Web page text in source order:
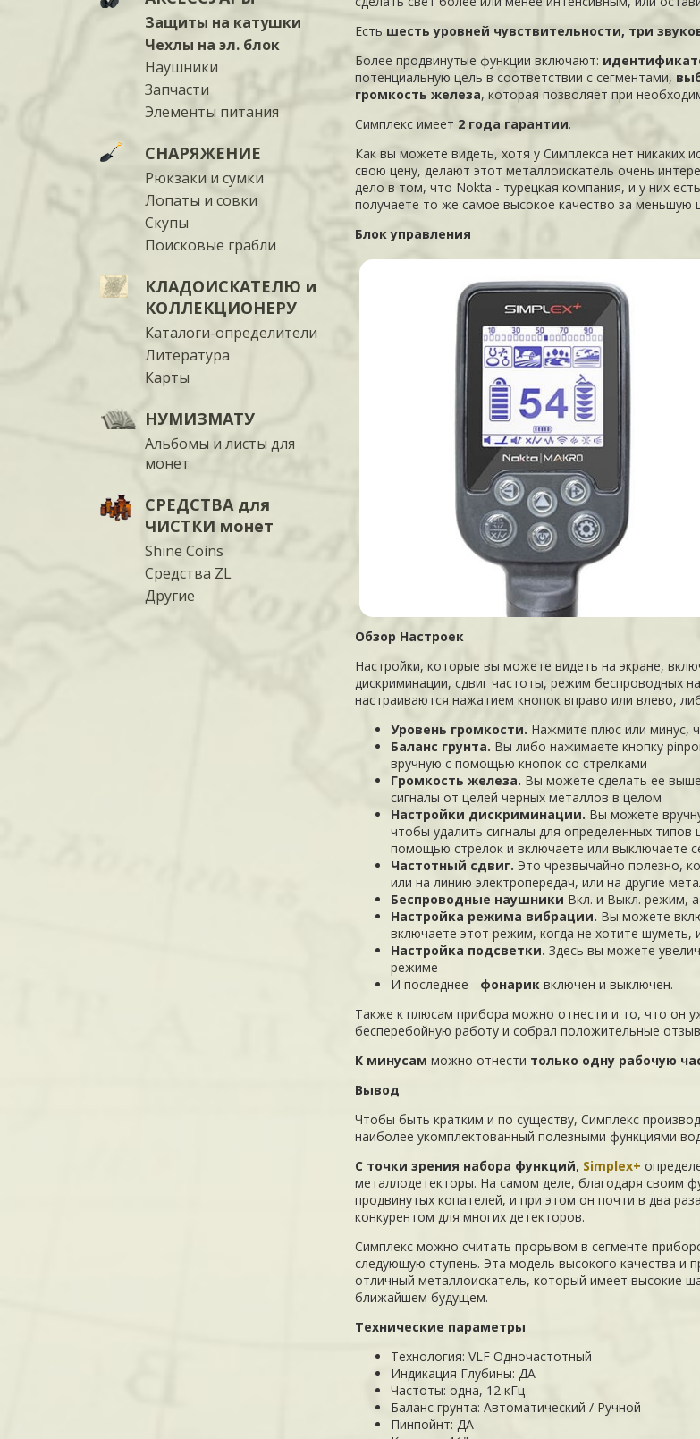
Защиты на катушки
Чехлы на эл. блок
Наушники
Запчасти
Элементы питания
СНАРЯЖЕНИЕ
Рюкзаки и сумки
Лопаты и совки
Скупы
Поисковые грабли
КЛАДОИСКАТЕЛЮ и
КОЛЛЕКЦИОНЕРУ
Каталоги-определители
Литература
Карты
НУМИЗМАТУ
Альбомы и листы для
монет
СРЕДСТВА для
ЧИСТКИ монет
Shine Coins
Средства ZL
Другие
Есть шесть уровней чувствительности, три
Более продвинутые функции включают:
потенциальную цель в соответствии с сегментами,
громкость железа, которая позволяет при
Симплекс имеет 2 года гарантии.
Как вы можете видеть, хотя у Симплекса нет никаких
свою цену, делают этот металлоискатель очень
дело в том, что Nokta - турецкая компания, и у них
получаете то же самое высокое качество за меньшую
Блок управления
Обзор Настроек
Настройки, которые вы можете видеть на экране,
дискриминации, сдвиг частоты, режим беспроводных
настраиваются нажатием кнопок вправо или влево,
Уровень громкости. Нажмите плюс или минус,
Баланс грунта. Вы либо нажимаете кнопку
вручную с помощью кнопок со стрелками
Громкость железа. Вы можете сделать ее
сигналы от целей черных металлов в целом
Настройки дискриминации. Вы можете
чтобы удалить сигналы для определенных
помощью стрелок и включаете или выключаете
Частотный сдвиг. Это чрезвычайно полезно,
или на линию электропередач, или на другие
Беспроводные наушники Вкл. и Выкл. режим,
Настройка режима вибрации. Вы можете
включаете этот режим, когда не хотите шуметь,
Настройка подсветки. Здесь вы можете
режиме
И последнее - фонарик включен и выключен.
Также к плюсам прибора можно отнести и то, что он
бесперебойную работу и собрал положительные
К минусам можно отнести только одну рабочую
Вывод
Чтобы быть кратким и по существу, Симплекс
наиболее укомплектованный полезными функциями
С точки зрения набора функций, Simplex+
металлодетекторы. На самом деле, благодаря своим
продвинутых копателей, и при этом он почти в два
конкурентом для многих детекторов.
Симплекс можно считать прорывом в сегменте
следующую ступень. Эта модель высокого качества и
отличный металлоискатель, который имеет высокие
ближайшем будущем.
Технические параметры
Технология: VLF Одночастотный
Индикация Глубины: ДА
Частоты: одна, 12 кГц
Баланс грунта: Автоматический / Ручной
Пинпойнт: ДА